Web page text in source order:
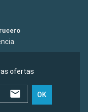
ofertas
OK